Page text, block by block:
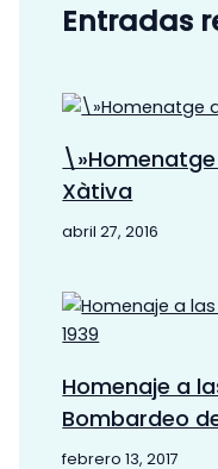
Entradas
Xàtiva
abril 27, 2016
Homenaje a
Bombardeo
febrero 13, 2017